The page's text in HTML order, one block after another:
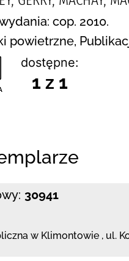
cop. 2010.
powietrzne,
dostępne:
1 z 1
30941
w Klimontowie , ul.